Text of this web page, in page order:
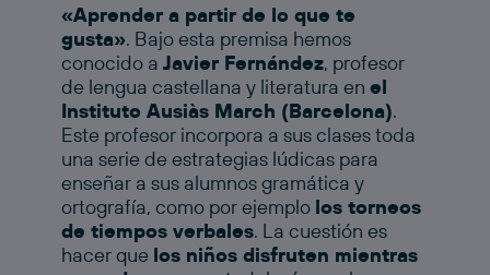
«Aprender a partir de lo que te
gusta». Bajo esta premisa hemos
conocido a Javier Fernández, profesor
de lengua castellana y literatura en el
Instituto Ausiàs March (Barcelona).
Este profesor incorpora a sus clases toda
una serie de estrategias lúdicas para
enseñar a sus alumnos gramática y
ortografía, como por ejemplo los torneos
de tiempos verbales. La cuestión es
hacer que los niños disfruten mientras